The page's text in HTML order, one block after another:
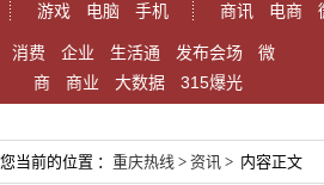
游戏
电脑 手机
商讯
电商
消费 企业 生活通 发布会场
微
商
商业 大数据 315爆光
您当前的位置 ： 重庆热线 > 资讯 > 内容正文